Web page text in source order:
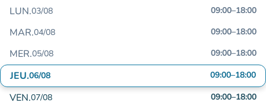
LUN.03/08 09:00–18:00
MAR.04/08 09:00–18:00
MER.05/08 09:00–18:00
JEU.06/08 09:00–18:00
VEN.07/08 09:00–18:00